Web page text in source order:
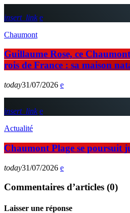
insert_link
Chaumont
Guillaume Rose, ce
rois de France : sa maison
today31/07/2026
insert_link
Actualité
Chaumont Plage se poursuit
today31/07/2026
Commentaires d’articles (0)
Laisser une réponse